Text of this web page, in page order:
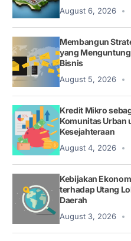
August 6, 2026
Membangun
yang
Bisnis
August 5, 2026
Kredit Mikro
Komunitas Urban
Kesejahteraan
August 4, 2026
Kebijakan
terhadap Utang
Daerah
August 3, 2026